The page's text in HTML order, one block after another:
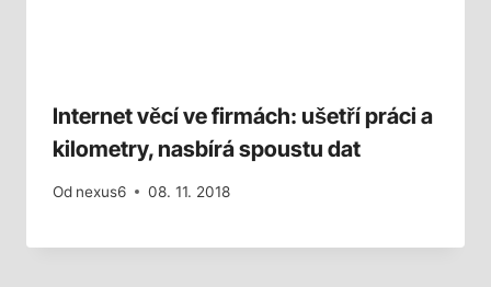
Internet věcí ve firmách: ušetří práci a
kilometry, nasbírá spoustu dat
Od nexus6 08. 11. 2018